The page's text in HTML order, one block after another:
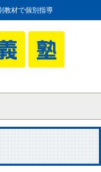
教材で個別指導